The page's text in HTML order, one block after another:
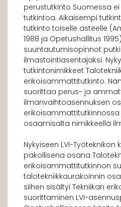
perustutkinto Suomessa
tutkintoa. Aikaisempi
tutkinto toiselle asteelle
1988 ja Opetushallitus
suuntautumisopinnot
ilmastointiasentajaksi.
tutkintonimikkeet
erikoisammattitutkinto.
suorittaa perus- ja
ilmanvaihtoasennuksen
osaamisalta nimikkeellä
Nykyiseen LVI-
pakollisena osana
erikoisammattitutkinnon
talotekniikkaurakoinnin
siihen sisältyi Tekniikan
suorittaminen LVI-